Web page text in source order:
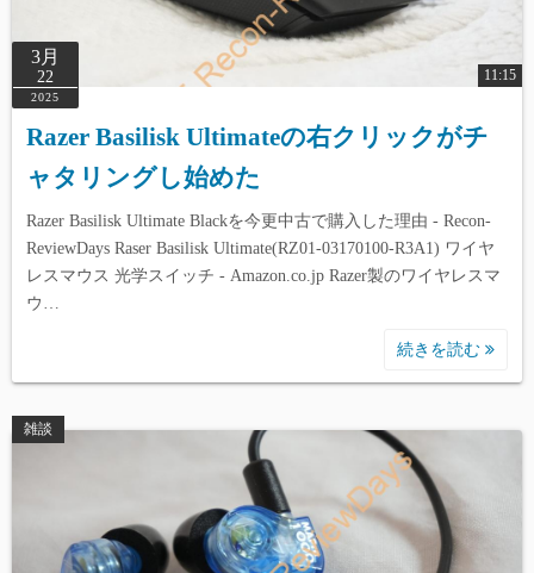
3月
22
2025
11:15
Razer Basilisk Ultimateの右クリックがチ
ャタリングし始めた
Razer Basilisk Ultimate Blackを今更中古で購入した理由 - Recon-
ReviewDays Raser Basilisk Ultimate(RZ01-03170100-R3A1) ワイヤ
レスマウス 光学スイッチ - Amazon.co.jp Razer製のワイヤレスマ
ウ…
続きを読む
雑談